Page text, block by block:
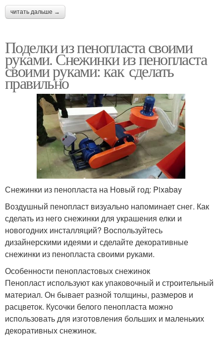
читать дальше →
Поделки из пенопласта своими
руками. Снежинки из пенопласта
своими руками: как сделать
правильно
Снежинки из пенопласта на Новый год: Pixabay
Воздушный пенопласт визуально напоминает снег. Как
сделать из него снежинки для украшения елки и
новогодних инсталляций? Воспользуйтесь
дизайнерскими идеями и сделайте декоративные
снежинки из пенопласта своими руками.
Особенности пенопластовых снежинок
Пенопласт используют как упаковочный и строительный
материал. Он бывает разной толщины, размеров и
расцветок. Кусочки белого пенопласта можно
использовать для изготовления больших и маленьких
декоративных снежинок.